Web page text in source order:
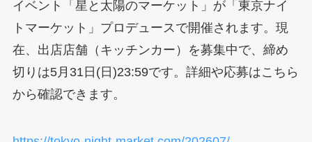
イベント「星と太陽のマーケット」が「東京ナイ
トマーケット」プロデュースで開催されます。現
在、出店店舗（キッチンカー）を募集中で、締め
切りは5月31日(日)23:59です。詳細や応募はこちら
から確認できます。